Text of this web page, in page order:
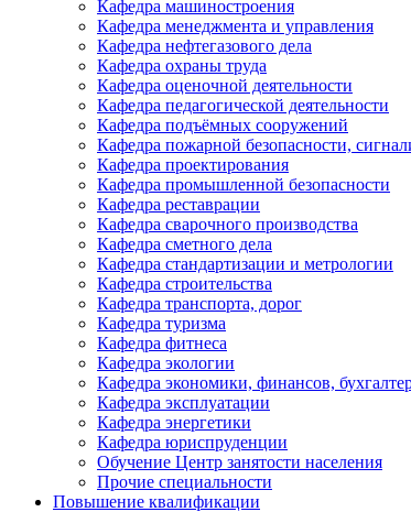
Кафедра машиностроения
Кафедра менеджмента и управления
Кафедра нефтегазового дела
Кафедра охраны труда
Кафедра оценочной деятельности
Кафедра педагогической деятельности
Кафедра подъёмных сооружений
Кафедра пожарной безопасности,
Кафедра проектирования
Кафедра промышленной безопасности
Кафедра реставрации
Кафедра сварочного производства
Кафедра сметного дела
Кафедра стандартизации и метрологии
Кафедра строительства
Кафедра транспорта, дорог
Кафедра туризма
Кафедра фитнеса
Кафедра экологии
Кафедра экономики, финансов,
Кафедра эксплуатации
Кафедра энергетики
Кафедра юриспруденции
Обучение Центр занятости населения
Прочие специальности
Повышение квалификации